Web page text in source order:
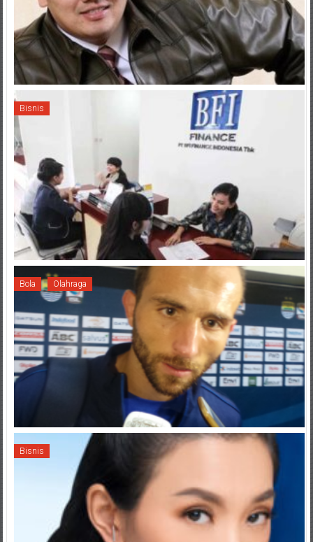
Bisnis
Bola Olahraga
Bisnis